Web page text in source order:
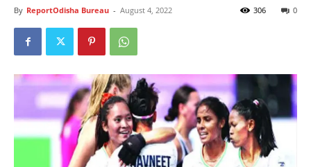
By ReportOdisha Bureau - August 4, 2022 0
306